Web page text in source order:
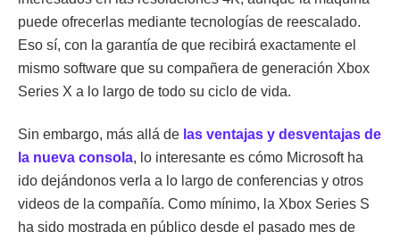
puede ofrecerlas mediante tecnologías de reescalado.
Eso sí, con la garantía de que recibirá exactamente el
mismo software que su compañera de generación Xbox
Series X a lo largo de todo su ciclo de vida.
Sin embargo, más allá de las ventajas y desventajas de
la nueva consola, lo interesante es cómo Microsoft ha
ido dejándonos verla a lo largo de conferencias y otros
videos de la compañía. Como mínimo, la Xbox Series S
ha sido mostrada en público desde el pasado mes de